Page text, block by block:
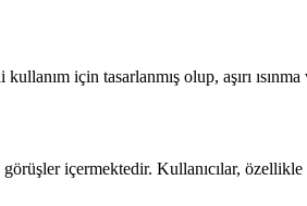
için tasarlanmış olup, aşırı
içermektedir. Kullanıcılar,